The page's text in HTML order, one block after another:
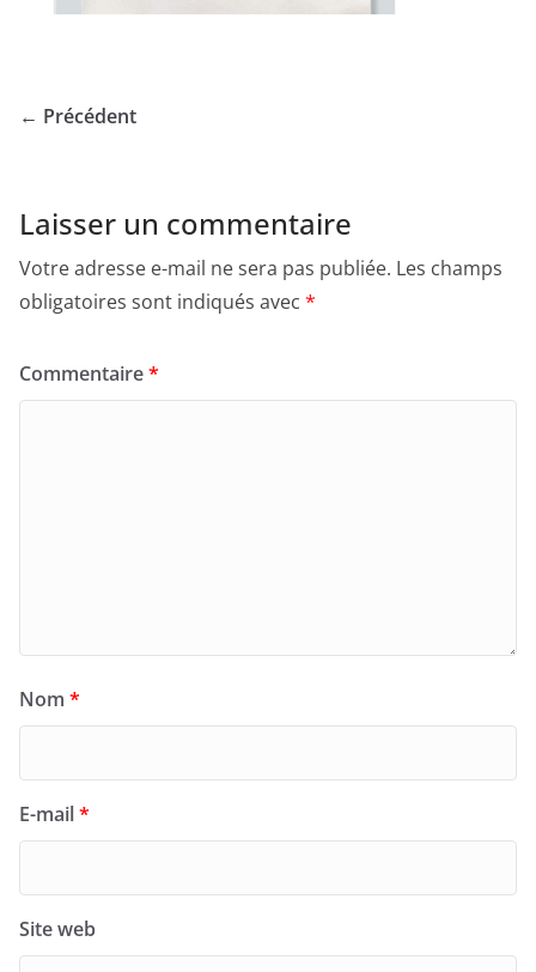
← Précédent
Laisser un commentaire
Votre adresse e-mail ne sera pas publiée. Les champs
obligatoires sont indiqués avec *
Commentaire*
Nom *
E-mail*
Site web